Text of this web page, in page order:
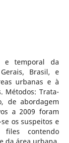
e temporal da
Brasil, e
urbanas e à
Métodos: Trata-
de abordagem
a 2009 foram
os suspeitos e
files contendo